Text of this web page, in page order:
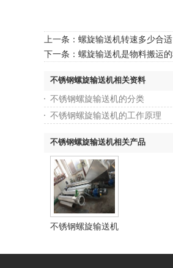
上一条： 螺旋输送机转速多少合适
下一条： 螺旋输送机是物料搬运
不锈钢螺旋输送机相关资料
不锈钢螺旋输送机的分类
不锈钢螺旋输送机的工作原理
不锈钢螺旋输送机相关产品
不锈钢螺旋输送机